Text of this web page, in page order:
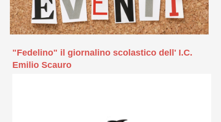
"Fedelino" il giornalino scolastico dell' I.C.
Emilio Scauro